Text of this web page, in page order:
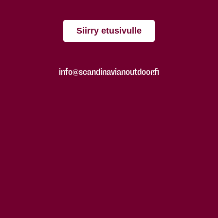
Siirry etusivulle
info@scandinavianoutdoor.fi